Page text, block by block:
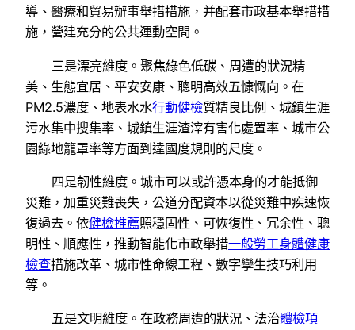
導、醫療和貿易辦事舉措措施，并配套市政基本舉措措
施，營建充分的公共運動空間。
三是漂亮維度。聚焦綠色低碳、周遭的狀況精
美、生態宜居、平安安康、聰明高效五慷慨向。在
PM2.5濃度、地表水水行動健檢質精良比例、城鎮生涯
污水集中搜集率、城鎮生涯渣滓有害化處置率、城市公
園綠地籠罩率等方面到達國度規則的尺度。
四是韌性維度。城市可以或許憑本身的才能抵御
災難，加重災難喪失，公道分配資本以從災難中疾速恢
復過去。依健檢推薦照穩固性、可恢復性、冗余性、聰
明性、順應性，推動智能化市政舉措一般勞工身體健康
檢查措施改革、城市性命線工程、數字孿生技巧利用
等。
五是文明維度。在政務周遭的狀況、法治體檢項